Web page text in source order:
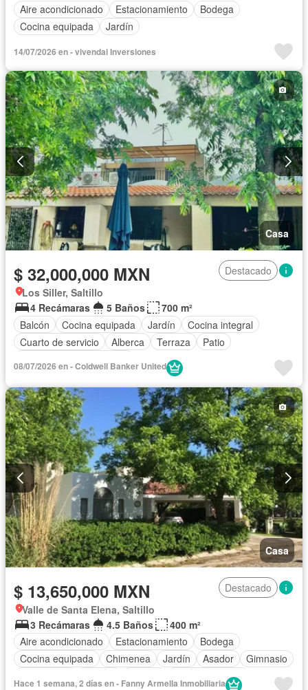
Aire acondicionado
Estacionamiento
Bodega
Cocina equipada
Jardín
14/07/2026 en - vivendai Inversiones
Casa
$ 32,000,000 MXN
Destacado
Los Siller, Saltillo
4 Recámaras
5 Baños
700 m²
Balcón
Cocina equipada Jardín
Cocina integral
Cuarto de servicio
Alberca Terraza
Patio
08/07/2026 en - Coldwell Banker United
Casa
$ 13,650,000 MXN
Destacado
Valle de Santa Elena, Saltillo
3 Recámaras
4.5 Baños
400 m²
Aire acondicionado
Estacionamiento
Bodega
Cocina equipada
Chimenea Jardín Asador
Gimnasio
Cancha de tenis
Hace 1 semana, 2 días en - Fanny Armella Inmobiliaria